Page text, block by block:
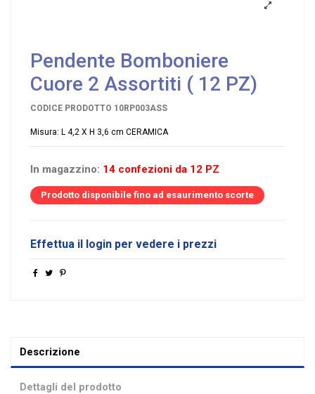
Pendente Bomboniere
Cuore 2 Assortiti ( 12 PZ)
CODICE PRODOTTO 10RP003ASS
Misura: L 4,2 X H 3,6 cm CERAMICA
In magazzino: 14 confezioni da 12 PZ
Prodotto disponibile fino ad esaurimento scorte
Effettua il login per vedere i prezzi
Descrizione
Dettagli del prodotto